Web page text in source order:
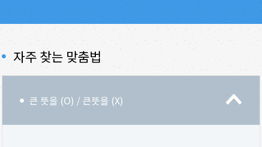
자주 찾는 맞춤법
큰 뜻을 (O) / 큰뜻을 (X)